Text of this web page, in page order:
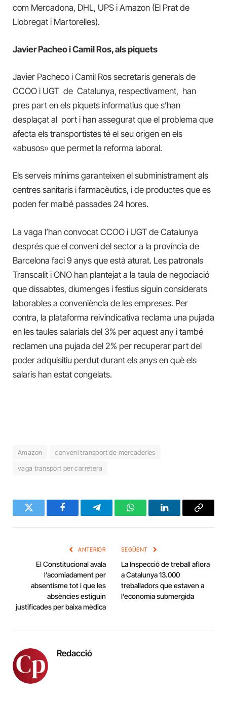
com Mercadona, DHL, UPS i Amazon (El Prat de
Llobregat i Martorelles).
Javier Pacheo i Camil Ros, als piquets
Javier Pacheco i Camil Ros secretaris generals de
CCOO i UGT de Catalunya, respectivament, han
pres part en els piquets informatius que s’han
desplaçat al port i han assegurat que el problema que
afecta els transportistes té el seu origen en els
«abusos» que permet la reforma laboral.
Els serveis mínims garanteixen el subministrament als
centres sanitaris i farmacèutics, i de productes que es
poden fer malbé passades 24 hores.
La vaga l’han convocat CCOO i UGT de Catalunya
després que el conveni del sector a la província de
Barcelona faci 9 anys que està aturat. Les patronals
Transcalit i ONO han plantejat a la taula de negociació
que dissabtes, diumenges i festius siguin considerats
laborables a conveniència de les empreses. Per
contra, la plataforma reivindicativa reclama una pujada
en les taules salarials del 3% per aquest any i també
reclamen una pujada del 2% per recuperar part del
poder adquisitiu perdut durant els anys en què els
salaris han estat congelats.
Amazon
conveni transport de mercaderies
vaga transport per carretera
Twitter FacebookTelegramWhatsAppLinkedInCopy
ANTERIOR
El Constitucional avala
l’acomiadament per
absentisme tot i que les
absències estiguin
justificades per baixa mèdica
SEGÜENT
La Inspecció de treball aflora
a Catalunya 13.000
treballadors que estaven a
l’economia submergida
Redacció